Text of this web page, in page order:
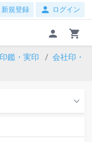
新規登録 person ログイン
person shopping_cart
印鑑・実印
会社印・